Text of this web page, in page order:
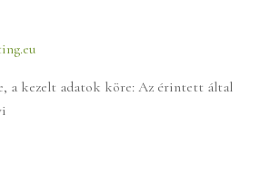
a kezelt adatok köre: Az érintett által